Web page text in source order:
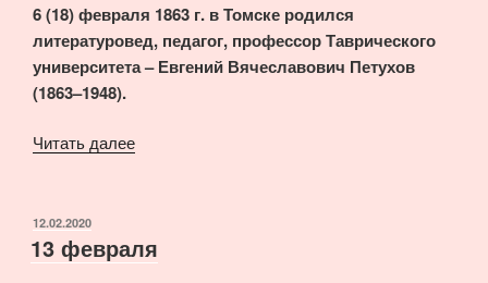
6 (18) февраля 1863 г. в Томске родился
литературовед, педагог, профессор Таврического
университета – Евгений Вячеславович Петухов
(1863–1948).
Читать далее«18
ОПУБЛИКОВАНО
12.02.2020
13 февраля